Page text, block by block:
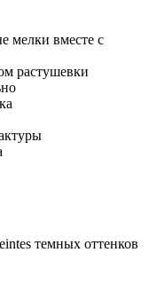
мелки вместе с
растушевки
темных оттенков